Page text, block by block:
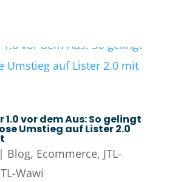
1.0 vor dem Aus: So gelingt
Umstieg auf Lister 2.0
Blog, Ecommerce, JTL-
Wawi